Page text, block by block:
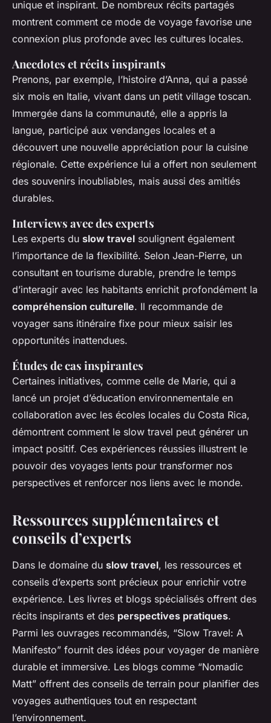
unique et inspirant. De nombreux récits partagés
montrent comment ce mode de voyage favorise une
connexion plus profonde avec les cultures locales.
Anecdotes et récits inspirants
Prenons, par exemple, l’histoire d’Anna, qui a passé
six mois en Italie, vivant dans un petit village toscan.
Immergée dans la communauté, elle a appris la
langue, participé aux vendanges locales et a
découvert une nouvelle appréciation pour la cuisine
régionale. Cette expérience lui a offert non seulement
des souvenirs inoubliables, mais aussi des amitiés
durables.
Interviews avec des experts
Les experts du slow travel soulignent également
l’importance de la flexibilité. Selon Jean-Pierre, un
consultant en tourisme durable, prendre le temps
d’interagir avec les habitants enrichit profondément la
compréhension culturelle. Il recommande de
voyager sans itinéraire fixe pour mieux saisir les
opportunités inattendues.
Études de cas inspirantes
Certaines initiatives, comme celle de Marie, qui a
lancé un projet d’éducation environnementale en
collaboration avec les écoles locales du Costa Rica,
démontrent comment le slow travel peut générer un
impact positif. Ces expériences réussies illustrent le
pouvoir des voyages lents pour transformer nos
perspectives et renforcer nos liens avec le monde.
Ressources supplémentaires et
conseils d’experts
Dans le domaine du slow travel, les ressources et
conseils d’experts sont précieux pour enrichir votre
expérience. Les livres et blogs spécialisés offrent des
récits inspirants et des perspectives pratiques.
Parmi les ouvrages recommandés, “Slow Travel: A
Manifesto” fournit des idées pour voyager de manière
durable et immersive. Les blogs comme “Nomadic
Matt” offrent des conseils de terrain pour planifier des
voyages authentiques tout en respectant
l’environnement.